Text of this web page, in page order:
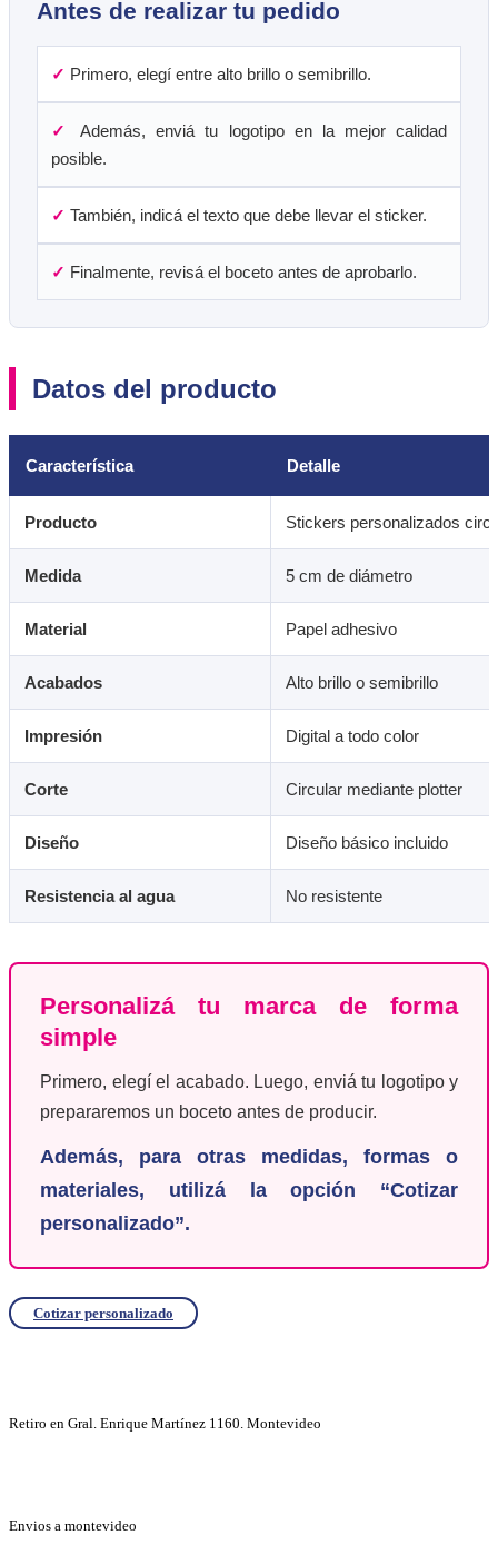
Antes de realizar tu pedido
✓ Primero, elegí entre alto brillo o semibrillo.
✓
Además, enviá tu logotipo en la mejor calidad
posible.
✓ También, indicá el texto que debe llevar el sticker.
✓ Finalmente, revisá el boceto antes de aprobarlo.
Datos del producto
Característica Detalle
Producto Stickers personalizados
Medida 5 cm de diámetro
Material Papel adhesivo
Acabados Alto brillo o semibrillo
Impresión Digital a todo color
Corte Circular mediante plotter
Diseño Diseño básico incluido
Resistencia al agua No resistente
Personalizá tu marca de forma
simple
Primero, elegí el acabado. Luego, enviá tu logotipo y
prepararemos un boceto antes de producir.
Además, para otras medidas, formas o
materiales, utilizá la opción “Cotizar
personalizado”.
Cotizar personalizado
Retiro en Gral. Enrique Martínez 1160. Montevideo
Envios a montevideo